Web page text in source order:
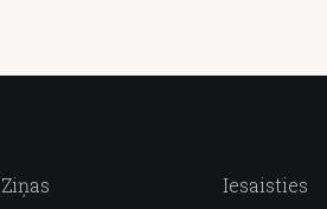
Ziņas Iesaisties